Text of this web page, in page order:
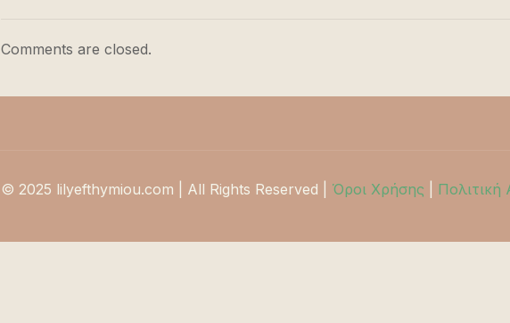
Comments are closed.
© 2025 lilyefthymiou.com | All Rights Reserved | Όροι Χρήσης Πολιτική